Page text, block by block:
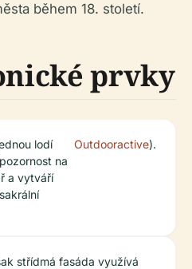
během 18. století.
prvky
lodí
na
a vytváří
Outdooractive).
střídmá fasáda využívá